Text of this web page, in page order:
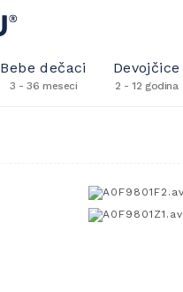
Bebe dečaci
3 - 36 meseci
Devojčice
2 - 12 godina